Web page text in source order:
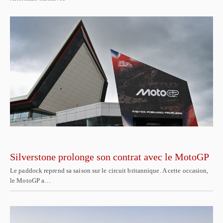
Silverstone prolonge son contrat avec le MotoGP
Le paddock reprend sa saison sur le circuit britannique. A cette occasion,
le MotoGP a…